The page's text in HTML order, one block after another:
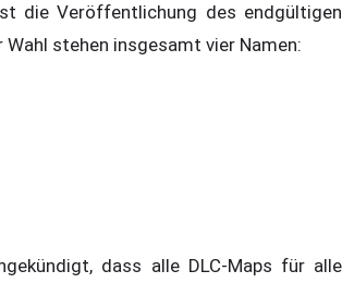
die Veröffentlichung des endgültigen
stehen insgesamt vier Namen:
dass alle DLC-Maps für alle